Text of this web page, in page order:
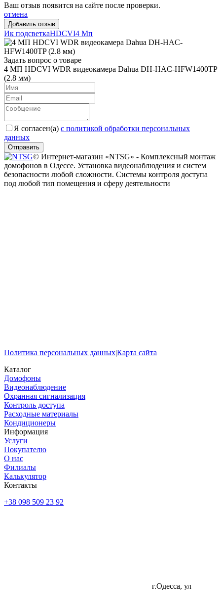
Ваш отзыв появится на сайте после проверки.
отмена
Ик подсветкаHDCVI4 Mп
Задать вопрос о товаре
4 МП HDCVI WDR видеокамера Dahua DH-HAC-HFW1400TP
(2.8 мм)
Я согласен(a) с политикой обработки персональных
данных
Отправить
© Интернет-магазин «NTSG» - Комплексный монтаж
домофонов в Одессе. Установка видеонаблюдения и систем
безопасности любой сложности. Системы контроля доступа
под любой тип помещения и сферу деятельности
Политика персональных данных|Карта сайта
Каталог
Домофоны
Видеонаблюдение
Охранная сигнализация
Контроль доступа
Расходные материалы
Кондиционеры
Информация
Услуги
Покупателю
О нас
Филиалы
Калькулятор
Контакты
+38 098 509 23 92
г.Одесса, ул